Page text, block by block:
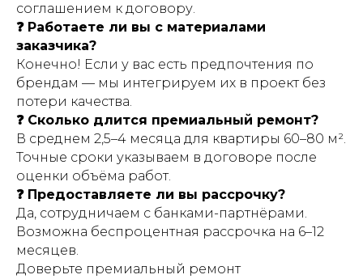
соглашением к договору.
❓ Работаете ли вы с материалами
заказчика?
Конечно! Если у вас есть предпочтения по
брендам — мы интегрируем их в проект без
потери качества.
❓ Сколько длится премиальный ремонт?
В среднем 2,5–4 месяца для квартиры 60–80 м².
Точные сроки указываем в договоре после
оценки объёма работ.
❓ Предоставляете ли вы рассрочку?
Да, сотрудничаем с банками-партнёрами.
Возможна беспроцентная рассрочка на 6–12
месяцев.
Доверьте премиальный ремонт